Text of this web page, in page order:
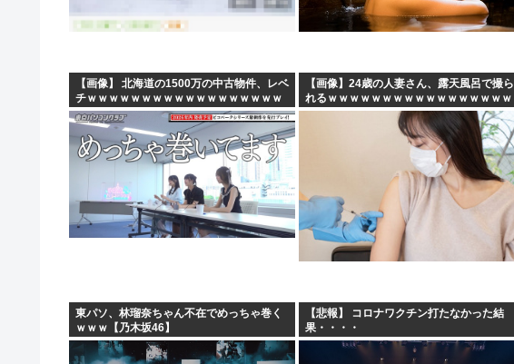
【画像】 北海道の1500万の中古物件、レベ
チｗｗｗｗｗｗｗｗｗｗｗｗｗｗｗｗｗｗ
ｗｗ
【画像】24歳の人妻さん、露天風呂で撮ら
れるｗｗｗｗｗｗｗｗｗｗｗｗｗｗｗｗｗ
東パソ、林瑠奈ちゃん不在でめっちゃ巻く
ｗｗｗ【乃木坂46】
【悲報】 コロナワクチン打たなかった結
果・・・・